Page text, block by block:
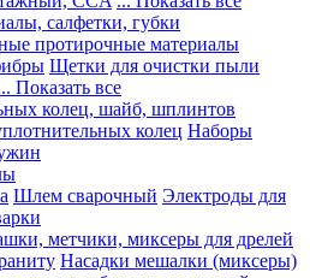
салфетки, губки
протирочные материалы
Щетки для очистки пыли
Показать все
колец, шайб, шплинтов
колец Наборы
Шлем сварочный Электроды для
метчики, миксеры для дрелей
Насадки мешалки (миксеры)